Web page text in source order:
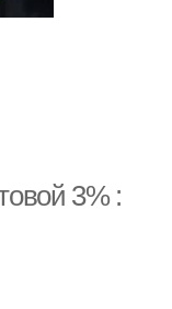
3% :